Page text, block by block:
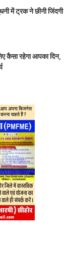
में ट्रक ने छीनी जिंदगी
कैसा रहेगा आपका दिन,